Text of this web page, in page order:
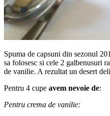
Spuma de capsuni din sezonul
sa folosesc si cele 2 galbenusuri
de vanilie. A rezultat un desert
Pentru 4 cupe avem nevoie de:
Pentru crema de vanilie: